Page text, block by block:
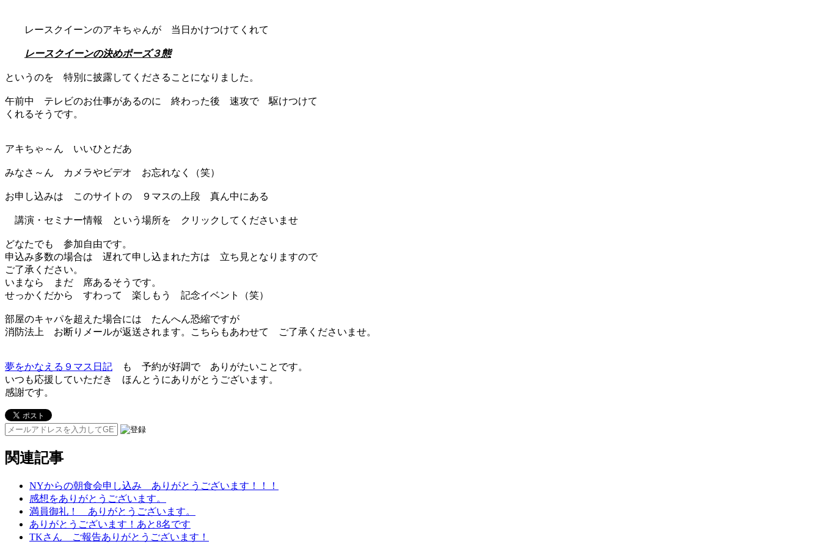
レースクイーンのアキちゃんが 当日かけつけてくれて
レースクイーンの決めポーズ３態
というのを 特別に披露してくださることになりました。
午前中 テレビのお仕事があるのに 終わった後 速攻で 駆けつけて
くれるそうです。
アキちゃ～ん いいひとだあ
みなさ～ん カメラやビデオ お忘れなく（笑）
お申し込みは このサイトの ９マスの上段 真ん中にある
講演・セミナー情報 という場所を クリックしてくださいませ
どなたでも 参加自由です。
申込み多数の場合は 遅れて申し込まれた方は 立ち見となりますので
ご了承ください。
いまなら まだ 席あるそうです。
せっかくだから すわって 楽しもう 記念イベント（笑）
部屋のキャパを超えた場合には たんへん恐縮ですが
消防法上 お断りメールが返送されます。こちらもあわせて ご了承くださいませ。
夢をかなえる９マス日記 も 予約が好調で ありがたいことです。
いつも応援していただき ほんとうにありがとうございます。
感謝です。
関連記事
NYからの朝食会申し込み ありがとうございます！！！
感想をありがとうございます。
満員御礼！ ありがとうございます。
ありがとうございます！あと8名です
TKさん ご報告ありがとうございます！